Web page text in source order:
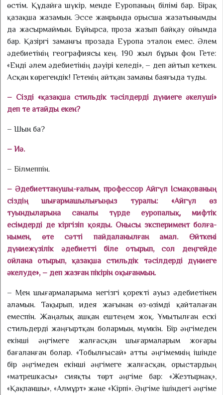
өстім. Құдайға шүкір, менде Еуропаның білімі бар. Бірақ
қазақша жазамын. Эссе жанрында орысша жазатынымды
да жасырмаймын. Бұйырса, проза жазып байқау ойымда
бар. Қазіргі заманғы прозада Еуропа эталон емес. Әлем
әдебиетінің географиясы кең. 190 жыл бұрын фон Гете:
«Енді әлем әдебиетінің дәуірі келеді», – деп айтып кеткен.
Асқан көрегендік! Гетенің айтқан заманы баяғыда туды.
– Сізді «қазақша стильдік тәсілдерді дүниеге әкелуші»
деп те атайды екен?
– Шын ба?
– Иә.
– Білмеппін.
– Әдебиеттанушы-ғалым, профессор Айгүл Ісмақованың
сіздің шығармашылығыңыз туралы: «Айгүл өз
туындыларына саналы түрде еуропа­лық, мифтік
есімдерді де кіргізіп қояды. Онысы эксперимент бол­ға­
нымен, өте сәтті пайда­ланыл­ған амал. Өйткені
дүниежүзілік әдебиетті біле отырып, сол дең­гейде
ойлана отырып, қазақша сти­ль­дік тәсілдерді дүниеге
әкелу­де», – деп жазған пікірін оқығанмын.
– Мен шығармаларыма негізгі қоректі ауыз әдебиетінен
аламын. Тақырып, идея жағынан өз-өзімді қайталаған
емеспін. Жаңалық ашқан ештеңем жоқ. Ұмытылған ескі
стильдерді жаңғыртқан болармын, мүмкін. Бір әңгімеден
екінші әңгімеге жалғасқан шығармаларым жо­ғары
бағаланған болар. «Тобыл­ғысай» атты әңгімемнің ішінде
бір әңгімеден екінші әңгімеге жалғасқан, орыстардың
«мат­решкасы» сияқты төрт әңгіме бар: «Жезтырнақ»,
«Қақпаншы», «Алмұрт» және «Кірпі». Әңгіме ішіндегі әңгіме